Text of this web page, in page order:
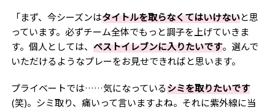
「まず、今シーズンはタイトルを取らなくてはいけないと思
っています。必ずチーム全体でもっと調子を上げていきま
す。個人としては、 ベストイレブンに入りたいです。選んで
いただけるようなプレーをお見せできればと思います。
プライベートでは……気になっているシミを取りたいです
(笑)。シミ取り、痛いって言いますよね。それに紫外線に当